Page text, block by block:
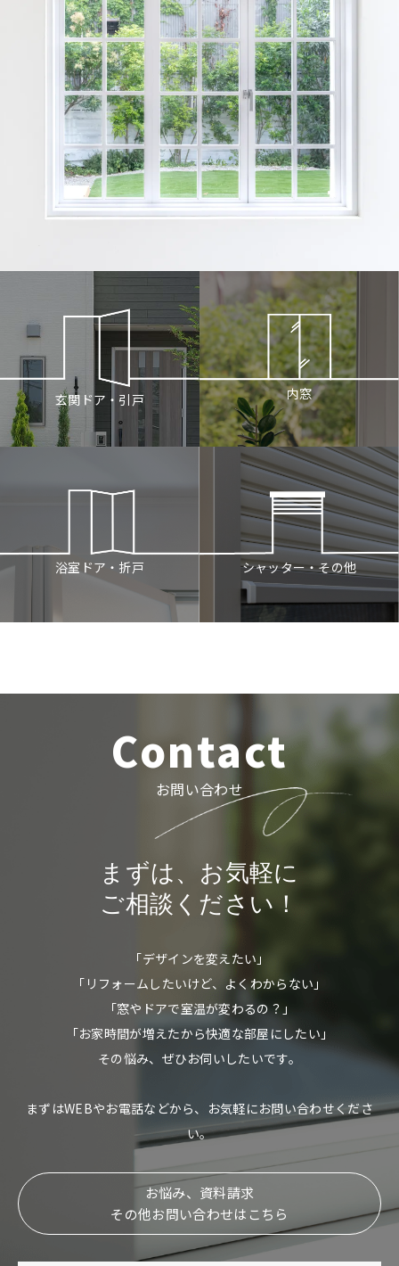
玄関ドア・引戸 内窓
浴室ドア・折戸 シャッター・その他
Contact
お問い合わせ
まずは、お気軽に
ご相談ください！
「デザインを変えたい」
「リフォームしたいけど、よくわからない」
「窓やドアで室温が変わるの？」
「お家時間が増えたから快適な部屋にしたい」
その悩み、ぜひお伺いしたいです。
まずはWEBやお電話などから、お気軽にお問い合わせくださ
い。
お悩み、資料請求
その他お問い合わせはこちら